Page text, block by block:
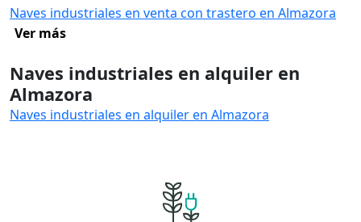
Naves industriales en venta con trastero en Almazora
Ver más
Naves industriales en alquiler en
Almazora
Naves industriales en alquiler en Almazora